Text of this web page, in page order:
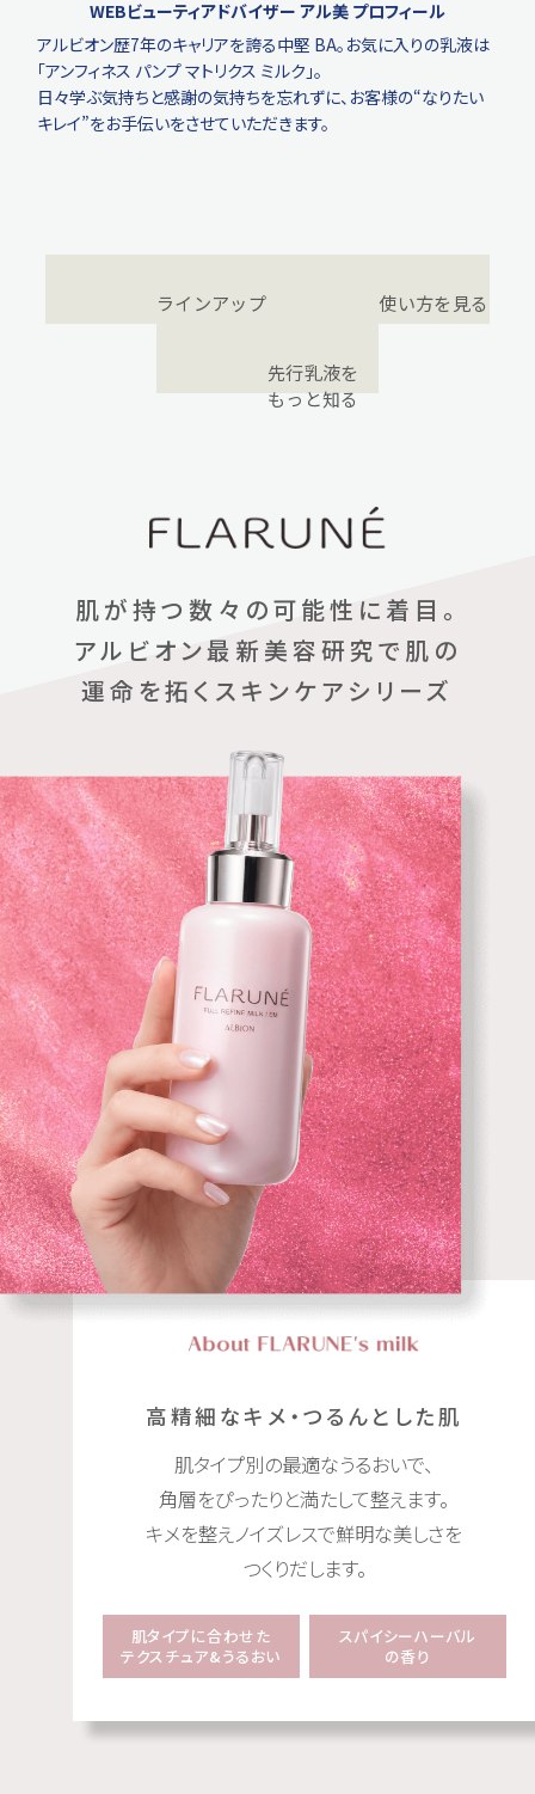
WEBビューティアドバイザー アル美 プロフィール
アルビオン歴7年のキャリアを誇る中堅 BA。お気に入りの乳液は
「アンフィネス パンプ マトリクス ミルク」。
日々学ぶ気持ちと感謝の気持ちを忘れずに、お客様の“なりたい
キレイ”をお手伝いをさせていただきます。
ラインアップを見る 使い方を見る
先行乳液を
もっと知る
肌が持つ数々の可能性に着目。
アルビオン最新美容研究で肌の
運命を拓くスキンケアシリーズ
高精細なキメ・つるんとした肌
肌タイプ別の最適なうるおいで、
角層をぴったりと満たして整えます。
キメを整えノイズレスで鮮明な美しさを
つくりだします。
肌タイプに合わせた
テクスチュア&うるおい
スパイシーハーバル
の香り